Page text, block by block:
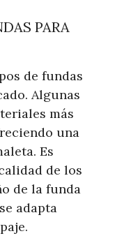
PARA
de fundas
Algunas
más
una
Es
de los
de la funda
adapta